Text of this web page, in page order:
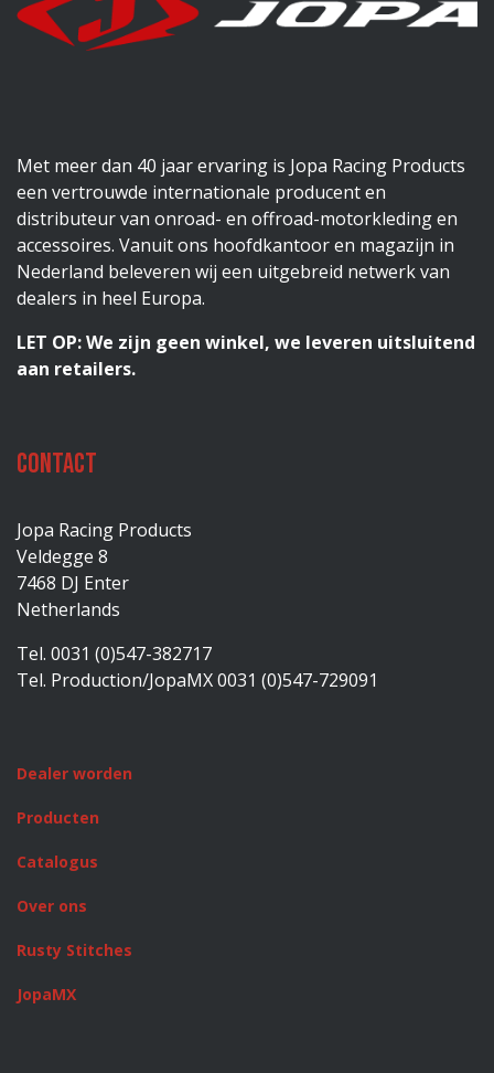
Met meer dan 40 jaar ervaring is Jopa Racing Products
een vertrouwde internationale producent en
distributeur van onroad- en offroad-motorkleding en
accessoires. Vanuit ons hoofdkantoor en magazijn in
Nederland beleveren wij een uitgebreid netwerk van
dealers in heel Europa.
LET OP: We zijn geen winkel, we leveren uitsluitend
aan retailers.
Contact
Jopa Racing Products
Veldegge 8
7468 DJ Enter
Netherlands
Tel. 0031 (0)547-382717
Tel. Production/JopaMX 0031 (0)547-729091
Dealer worden
Producten
Catalogus
Over ons
Rusty Stitches
JopaMX